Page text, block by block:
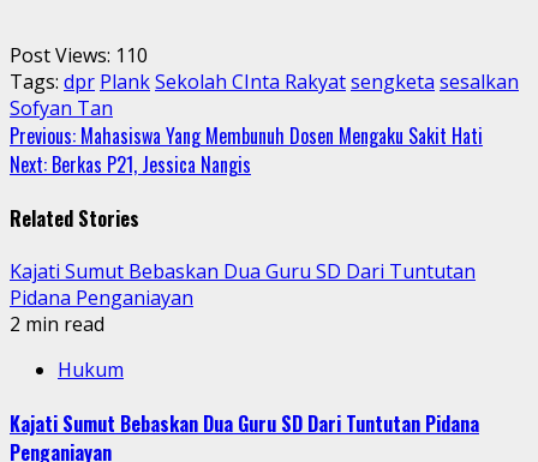
Post Views: 110
Tags: dpr PlankSekolah CInta Rakyatsengketa sesalkan
Sofyan Tan
Continue
Reading
Previous: Mahasiswa Yang Membunuh Dosen Mengaku Sakit Hati
Next: Berkas P21, Jessica Nangis
Related Stories
Kajati Sumut Bebaskan Dua Guru SD Dari Tuntutan
Pidana Penganiayan
2 min read
Hukum
Kajati Sumut Bebaskan Dua Guru SD Dari Tuntutan Pidana
Penganiayan